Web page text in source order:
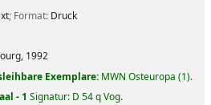
; Format: Druck
1992
Exemplare: MWN Osteuropa (1).
- 1 Signatur: D 54 q Vog.